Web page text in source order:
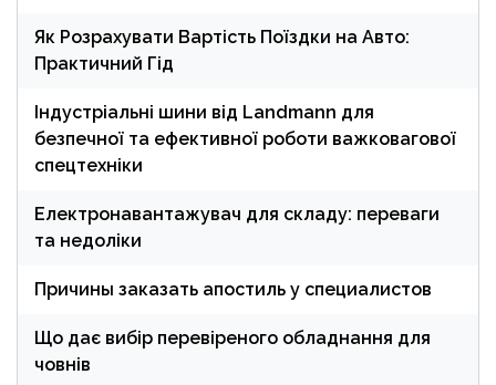
Як Розрахувати Вартість Поїздки на Авто:
Практичний Гід
Індустріальні шини від Landmann для
безпечної та ефективної роботи важковагової
спецтехніки
Електронавантажувач для складу: переваги
та недоліки
Причины заказать апостиль у специалистов
Що дає вибір перевіреного обладнання для
човнів